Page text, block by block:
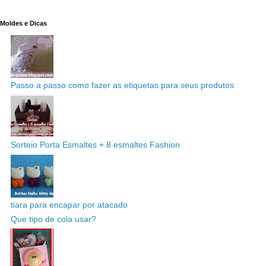
Moldes e Dicas
Passo a passo como fazer as etiquetas para seus produtos
Sorteio Porta Esmaltes + 8 esmaltes Fashion
tiara para encapar por atacado
Que tipo de cola usar?